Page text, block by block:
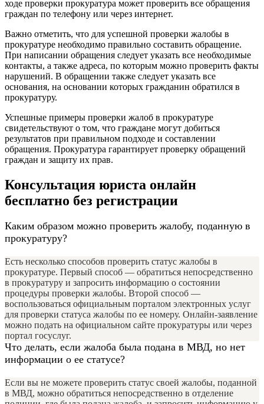
ходе проверки прокуратура может проверить все обращения
граждан по телефону или через интернет.
Важно отметить, что для успешной проверки жалобы в
прокуратуре необходимо правильно составить обращение.
При написании обращения следует указать все необходимые
контакты, а также адреса, по которым можно проверить факты
нарушений. В обращении также следует указать все
основания, на основании которых гражданин обратился в
прокуратуру.
Успешные примеры проверки жалоб в прокуратуре
свидетельствуют о том, что граждане могут добиться
результатов при правильном подходе и составлении
обращения. Прокуратура гарантирует проверку обращений
граждан и защиту их прав.
Консультация юриста онлайн
бесплатно без регистрации
Каким образом можно проверить жалобу, поданную в
прокуратуру?
Есть несколько способов проверить статус жалобы в
прокуратуре. Первый способ — обратиться непосредственно
в прокуратуру и запросить информацию о состоянии
процедуры проверки жалобы. Второй способ —
воспользоваться официальным порталом электронных услуг
для проверки статуса жалобы по ее номеру. Онлайн-заявление
можно подать на официальном сайте прокуратуры или через
портал госуслуг.
Что делать, если жалоба была подана в МВД, но нет
информации о ее статусе?
Если вы не можете проверить статус своей жалобы, поданной
в МВД, можно обратиться непосредственно в отделение